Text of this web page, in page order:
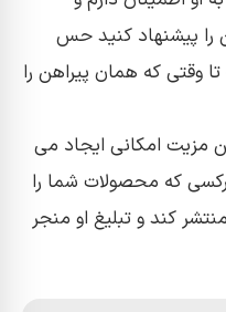
را پیشنهاد کنید حس
وقتی که همان پیراهن را
مزیت امکانی ایجاد می
که محصولات شما را
کند و تبلیغ او منجر